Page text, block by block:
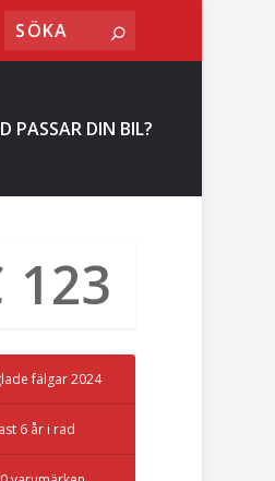
PASSAR DIN BIL?
fälgar 2024
6 år i rad